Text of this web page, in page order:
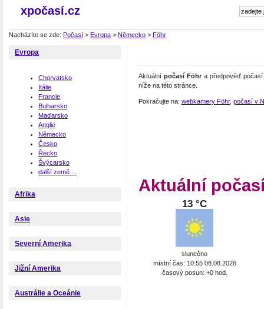
xpočasí.cz
Nacházíte se zde: Počasí > Evropa > Německo > Föhr
Evropa
Chorvatsko
Itálie
Francie
Bulharsko
Maďarsko
Anglie
Německo
Česko
Řecko
Švýcarsko
další země ...
Afrika
Asie
Severní Amerika
Jižní Amerika
Austrálie a Oceánie
Aktuálnípočasí Föhr a předpověď
níže na této stránce.
Pokračujte na: webkamery Föhr, počasí v
Aktuální
13 °C
slunečno
místní čas: 10:55 08.08.2026
časový posun: +0 hod.